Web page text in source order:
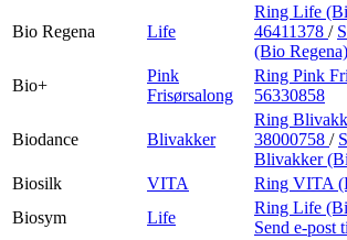
Bio Regena Life
Ring Life
46411378 /
(Bio Regena)
Bio+
Pink
Frisørsalong
Ring Pink
56330858
Biodance Blivakker
Ring
38000758 /
Blivakker
Biosilk
VITA Ring VITA
Biosym
Life
Ring Life
Send e-post